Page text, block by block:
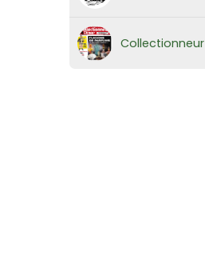
Collectionneur